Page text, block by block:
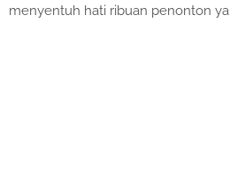
menyentuh hati ribuan penonton